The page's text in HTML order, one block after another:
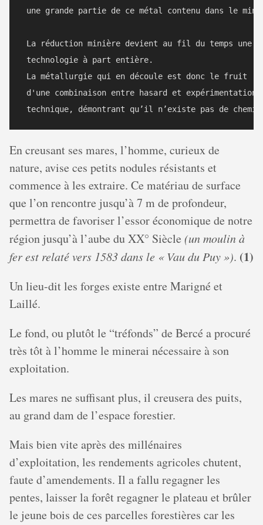
une grande partie de ce métal contenu dans le
La réduction minière devient au fil du temps une
technologie à part entière.
La métallurgie qui en découle est donc le fruit
d'une combinaison entre hasard et expérimentation
En creusant ses mares, l’homme, curieux de
nature, avise ces petits nodules résistants et
commence à les extraire. Ce matériau de surface
que l’on rencontre jusqu’à 7 m de profondeur,
permettra de favoriser l’essor économique de notre
région jusqu’à l’aube du XX° Siècle (un moulin à
fer est relaté vers 1583 dans le « Vau du Puy »). (1)
Un lieu-dit les forges existe entre Marigné et
Laillé.
Le fond, ou plutôt le “tréfonds” de Bercé a procuré
très tôt à l’homme le minerai nécessaire à son
exploitation.
Les mares ne suffisant plus, il creusera des puits,
au grand dam de l’espace forestier.
Mais bien vite après des millénaires
d’exploitation, les rendements agricoles chutent,
faute d’amendements. Il a fallu regagner les
pentes, laisser la forêt regagner le plateau et brûler
le jeune bois de ces parcelles forestières car les